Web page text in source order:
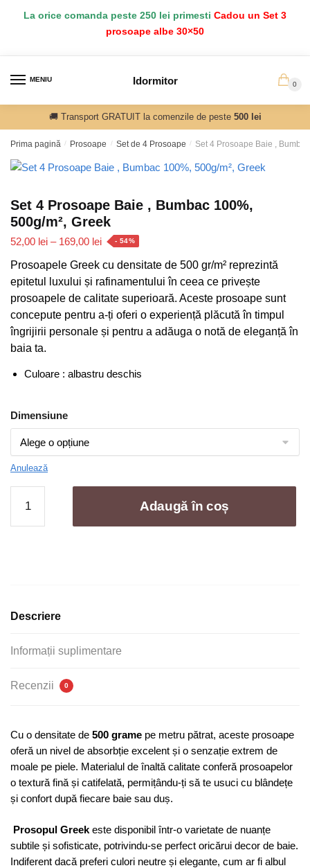
La orice comanda peste 250 lei primesti Cadou un Set 3
prosoape albe 30×50
MENIU Idormitor 0
🚚 Transport GRATUIT la comenzile de peste 500 lei
Prima pagină / Prosoape / Set de 4 Prosoape / Set 4 Prosoape Baie ,
Set 4 Prosoape Baie , Bumbac 100%,
500g/m², Greek
52,00 lei – 169,00 leiInterval
prețuri:
52,00 lei
până
la
169,00 lei
- 54%
Prosoapele Greek cu densitate de 500 gr/m² reprezintă
epitetul luxului și rafinamentului în ceea ce privește
prosoapele de calitate superioară. Aceste prosoape sunt
concepute pentru a-ți oferi o experiență plăcută în timpul
îngrijirii personale și pentru a adăuga o notă de eleganță în
baia ta.
Culoare : albastru deschis
Dimensiune
Anulează
4
100%,
Adaugă în coș
Descriere
Informații suplimentare
Recenzii 0
Cu o densitate de 500 grame pe metru pătrat, aceste prosoape
oferă un nivel de absorbție excelent și o senzație extrem de
moale pe piele. Materialul de înaltă calitate conferă prosoapelor
o textură fină și catifelată, permițându-ți să te usuci cu blândețe
și confort după fiecare baie sau duș.
Prosopul Greek este disponibil într-o varietate de nuanțe
subtile și sofisticate, potrivindu-se perfect oricărui decor de baie.
Indiferent dacă preferi culori neutre și elegante, cum ar fi albul